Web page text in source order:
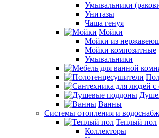
Умывальники
Унитазы
Чаша генуя
Мойки
Мойки из
Мойки композитные
Умывальники
Ванны
Системы отопления и
Теплый пол
Коллекторы